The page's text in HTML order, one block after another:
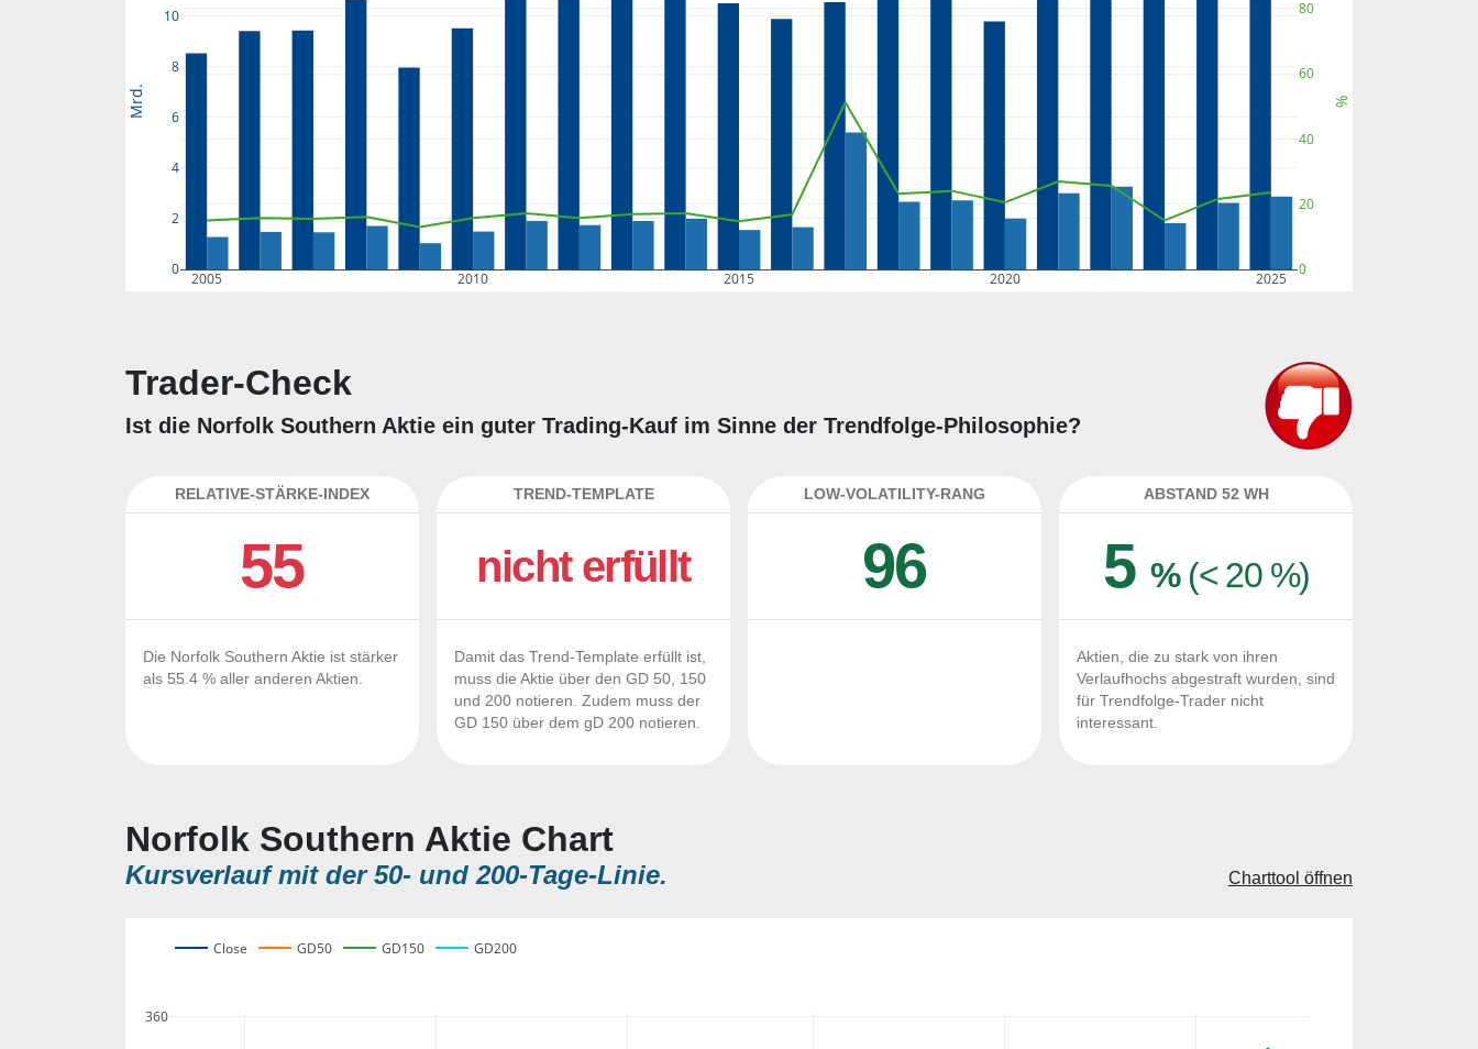
2005 2010 2015 2020 2025
0
2
4
6
8
10
0
20
40
60
80
Mrd. %
Trader-Check
Ist die Norfolk Southern Aktie ein guter Trading-Kauf im Sinne der Trendfolge-Philosophie?
RELATIVE-STÄRKE-INDEX
55
Die Norfolk Southern Aktie ist stärker
als 55.4 % aller anderen Aktien.
TREND-TEMPLATE
nicht erfüllt
Damit das Trend-Template erfüllt ist,
muss die Aktie über den GD 50, 150
und 200 notieren. Zudem muss der
GD 150 über dem gD 200 notieren.
LOW-VOLATILITY-RANG
96
ABSTAND 52 WH
5% (< 20 %)
Aktien, die zu stark von ihren
Verlaufhochs abgestraft wurden, sind
für Trendfolge-Trader nicht
interessant.
Norfolk Southern Aktie Chart
Kursverlauf mit der 50- und 200-Tage-Linie. Charttool öffnen
360
Close GD50 GD150 GD200